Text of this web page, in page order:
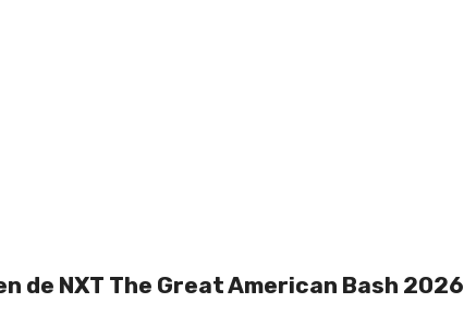
de NXT The Great American Bash 2026